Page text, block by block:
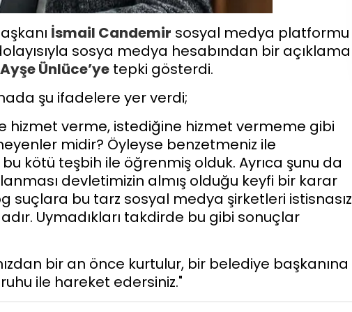
İsmail Candemir sosyal medya platformu
sosya medya hesabından bir açıklama
Ayşe Ünlüce’ye tepki gösterdi.
şu ifadelere yer verdi;
hizmet verme, istediğine hizmet vermeme gibi
midir? Öyleyse benzetmeniz ile
kötü teşbih ile öğrenmiş olduk. Ayrıca şunu da
devletimizin almış olduğu keyfi bir karar
suçlara bu tarz sosyal medya şirketleri istisnasız
Uymadıkları takdirde bu gibi sonuçlar
bir an önce kurtulur, bir belediye başkanına
ile hareket edersiniz."